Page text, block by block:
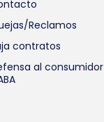
Reclamos
contratos
al consumidor